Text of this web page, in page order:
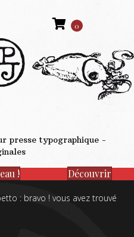
0
presse typographique -
! Découvrir
: bravo ! vous avez trouvé